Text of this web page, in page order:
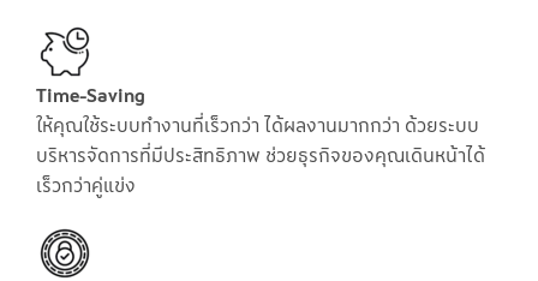
Time-Saving
ให้คุณใช้ระบบทำงานที่เร็วกว่า ได้ผลงานมากกว่า ด้วยระบบ
บริหารจัดการที่มีประสิทธิภาพ ช่วยธุรกิจของคุณเดินหน้าได้
เร็วกว่าคู่แข่ง